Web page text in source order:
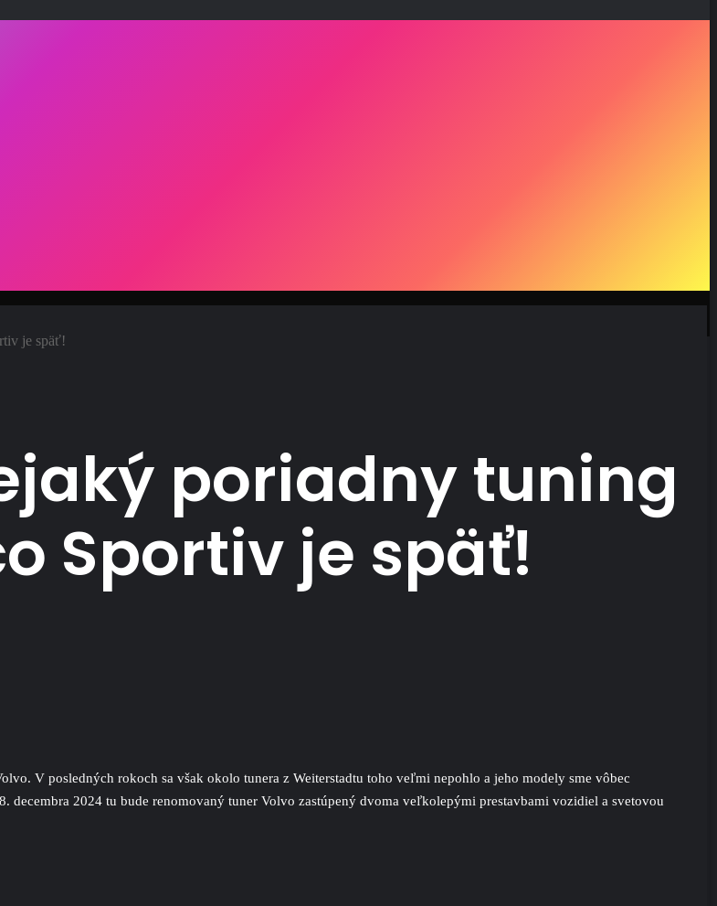
je späť!
poriadny tuning
Sportiv je späť!
V posledných rokoch sa však okolo tunera z Weiterstadtu toho veľmi nepohlo a jeho modely sme vôbec
decembra 2024 tu bude renomovaný tuner Volvo zastúpený dvoma veľkolepými prestavbami vozidiel a svetovou